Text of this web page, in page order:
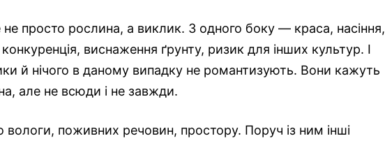
просто рослина, а виклик. З одного боку — краса, насіння,
виснаження ґрунту, ризик для інших культур. І
й нічого в даному випадку не романтизують. Вони кажуть
але не всюди і не завжди.
вологи, поживних речовин, простору. Поруч із ним інші